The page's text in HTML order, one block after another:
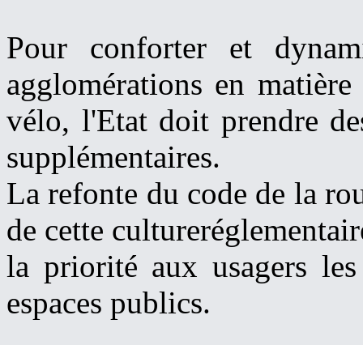
Pour conforter et
agglomérations en
vélo, l'Etat doit prendre
supplémentaires.
La refonte du code de la
de cette
la priorité aux usagers
espaces publics.